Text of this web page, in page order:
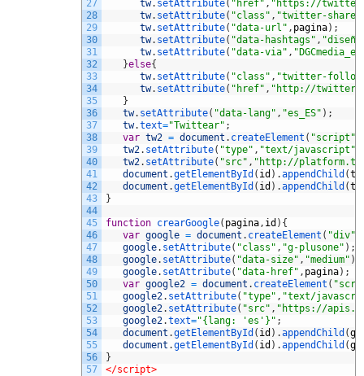
27
28
29
30
31
32
33
34
35
36
37
38
39
40
41
42
43
44
45
46
47
48
49
50
51
52
53
54
55
56
57
tw. setAttribute( "href" , "https://
tw. setAttribute( "class" , "twitter-share-
tw. setAttribute( "data-url" , pagina) ;
tw. setAttribute( "data-hashtags" ,
tw. setAttribute( "data-via" ,
}else{
tw. setAttribute( "class" , "twitter-
tw. setAttribute( "href" , "http://
}
tw. setAttribute( "data-lang" , "es_ES" ) ;
tw.text="Twittear" ;
var tw2 = document . createElement ( "script"
tw2. setAttribute( "type" , "text/javascript"
tw2. setAttribute( "src" , "http://
document .getElementById ( id ) .appendChild (tw
document .getElementById ( id ) .appendChild (
}
function crearGoogle( pagina, id ) {
var google = document . createElement ( "div"
google. setAttribute( "class" , "g-plusone" ) ;
google. setAttribute( "data-size" , "medium" )
google. setAttribute( "data-href" , pagina) ;
var google2 = document . createElement (
google2. setAttribute( "type" , "text/
google2. setAttribute( "src" , "https://
google2.text="{lang: 'es'}" ;
document .getElementById ( id ) .appendChild (
document .getElementById ( id ) .appendChild (
}
</script>